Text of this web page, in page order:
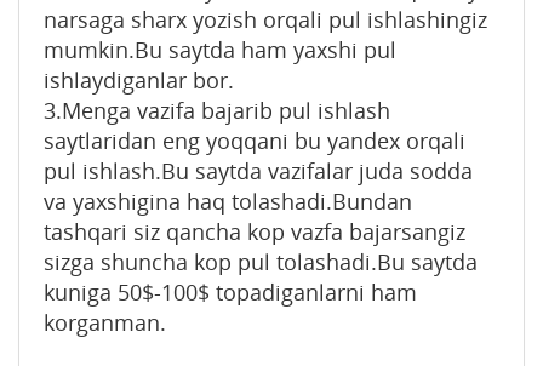
narsaga sharx yozish orqali pul ishlashingiz
mumkin.Bu saytda ham yaxshi pul
ishlaydiganlar bor.
3.Menga vazifa bajarib pul ishlash
saytlaridan eng yoqqani bu yandex orqali
pul ishlash.Bu saytda vazifalar juda sodda
va yaxshigina haq tolashadi.Bundan
tashqari siz qancha kop vazfa bajarsangiz
sizga shuncha kop pul tolashadi.Bu saytda
kuniga 50$-100$ topadiganlarni ham
korganman.